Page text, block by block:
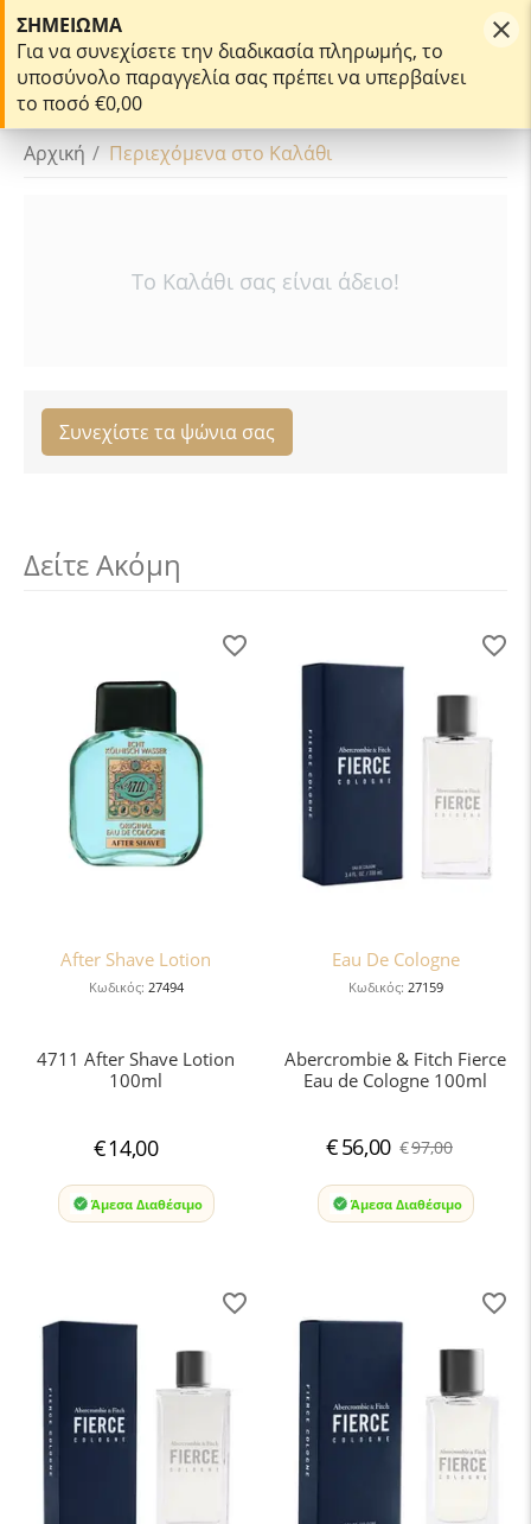
ΣΗΜΕΊΩΜΑ
Για να συνεχίσετε την διαδικασία πληρωμής, το
υποσύνολο παραγγελία σας πρέπει να υπερβαίνει
το ποσό €0,00
Αρχική / Περιεχόμενα στο Καλάθι
Το Καλάθι σας είναι άδειο!
Συνεχίστε τα ψώνια σας
Δείτε Ακόμη
After Shave Lotion
Κωδικός: 27494
4711 After Shave Lotion
100ml
€14,00
Άμεσα Διαθέσιμο
Eau De Cologne
Κωδικός: 27159
Abercrombie & Fitch Fierce
Eau de Cologne 100ml
€97,00
€56,00
Άμεσα Διαθέσιμο